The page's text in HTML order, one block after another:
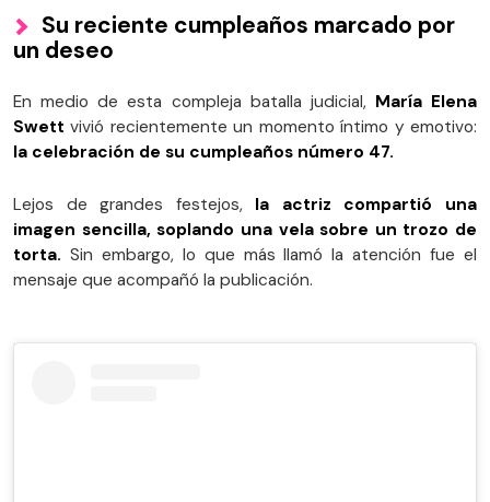
Su reciente cumpleaños marcado por
un deseo
En medio de esta compleja batalla judicial, María Elena
Swett vivió recientemente un momento íntimo y emotivo:
la celebración de su cumpleaños número 47.
Lejos de grandes festejos, la actriz compartió una
imagen sencilla, soplando una vela sobre un trozo de
torta. Sin embargo, lo que más llamó la atención fue el
mensaje que acompañó la publicación.